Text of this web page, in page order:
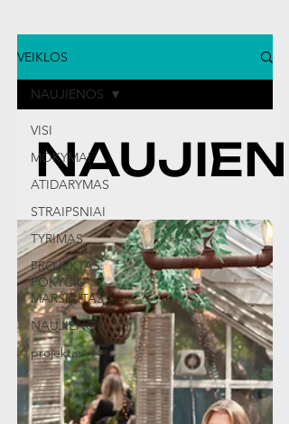
VEIKLOS
VISI
MOKYMAI
ATIDARYMAS
STRAIPSNIAI
TYRIMAS
PROJEKTAS:
POKYČIŲ
MARŠRUTAS
NAUJIENOS
projektas
NAUJIENOS